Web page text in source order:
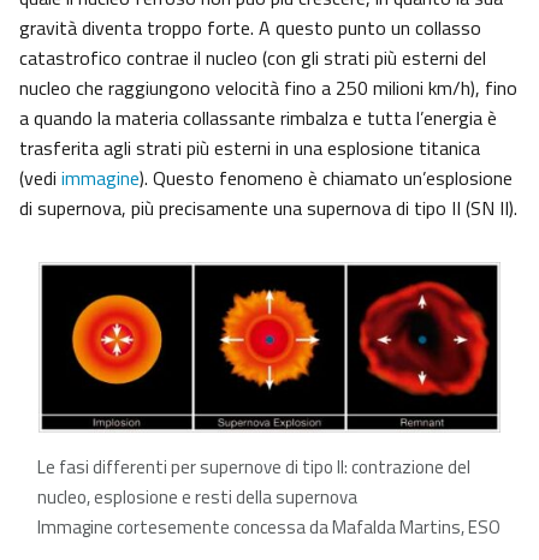
gravità diventa troppo forte. A questo punto un collasso
catastrofico contrae il nucleo (con gli strati più esterni del
nucleo che raggiungono velocità fino a 250 milioni km/h), fino
a quando la materia collassante rimbalza e tutta l’energia è
trasferita agli strati più esterni in una esplosione titanica
(vedi immagine). Questo fenomeno è chiamato un’esplosione
di supernova, più precisamente una supernova di tipo II (SN II).
Le fasi differenti per supernove di tipo II: contrazione del
nucleo, esplosione e resti della supernova
Immagine cortesemente concessa da Mafalda Martins, ESO